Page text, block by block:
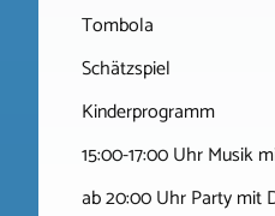
Tombola
Schätzspiel
Kinderprogramm
15:00-17:00 Uhr Musik
ab 20:00 Uhr Party mit